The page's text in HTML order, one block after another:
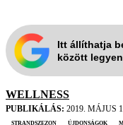
Itt állíthatja
között
WELLNESS
PUBLIKÁLÁS: 2019. MÁJUS
strandszezon
újdonságok